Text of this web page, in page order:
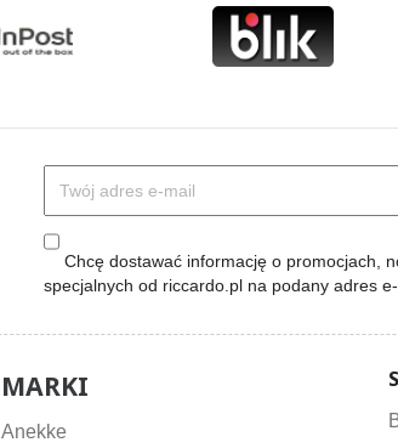
Chcę dostawać informację o promocjach,
specjalnych od riccardo.pl na podany adres
MARKI
Anekke